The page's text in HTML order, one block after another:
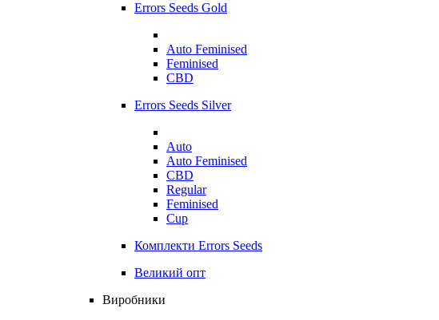
Errors Seeds Gold
Auto Feminised
Feminised
CBD
Errors Seeds Silver
Auto
Auto Feminised
CBD
Regular
Feminised
Cup
Комплекти Errors Seeds
Великий опт
Виробники